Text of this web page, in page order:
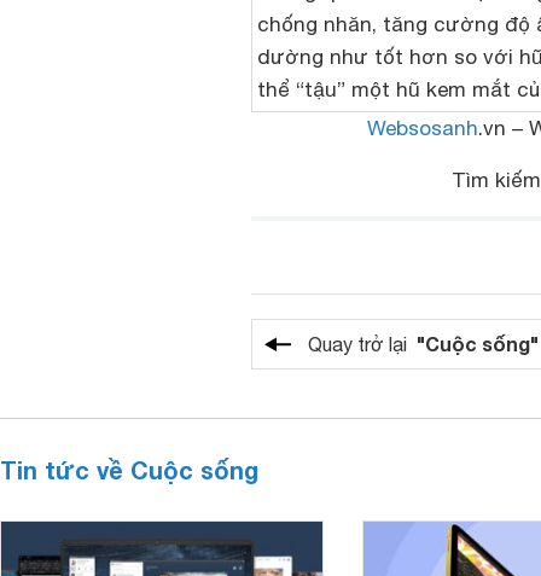
chống nhăn, tăng cường độ
dường như tốt hơn so với hũ
thể “tậu” một hũ kem mắt
Websosanh.vn –
Tìm
Quay trở lại "Cuộc sống"
Tin tức về Cuộc sống